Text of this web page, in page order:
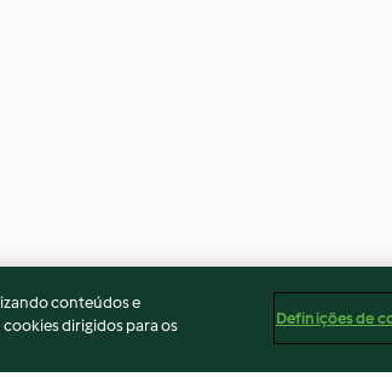
conteúdos e
dirigidos para os
Definições de